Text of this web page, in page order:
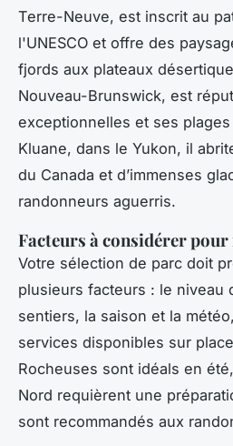
Terre-Neuve, est inscrit au
l'UNESCO et offre des
fjords aux plateaux
Nouveau-Brunswick, est
exceptionnelles et ses
Kluane, dans le Yukon, il
du Canada et d’immenses
randonneurs aguerris.
Facteurs à considérer
Votre sélection de parc doit
plusieurs facteurs : le niveau
sentiers, la saison et la
services disponibles sur
Rocheuses sont idéals en
Nord requièrent une
sont recommandés aux